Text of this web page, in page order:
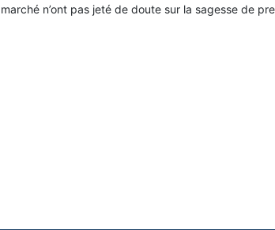
marché n’ont pas jeté de doute sur la sagesse de